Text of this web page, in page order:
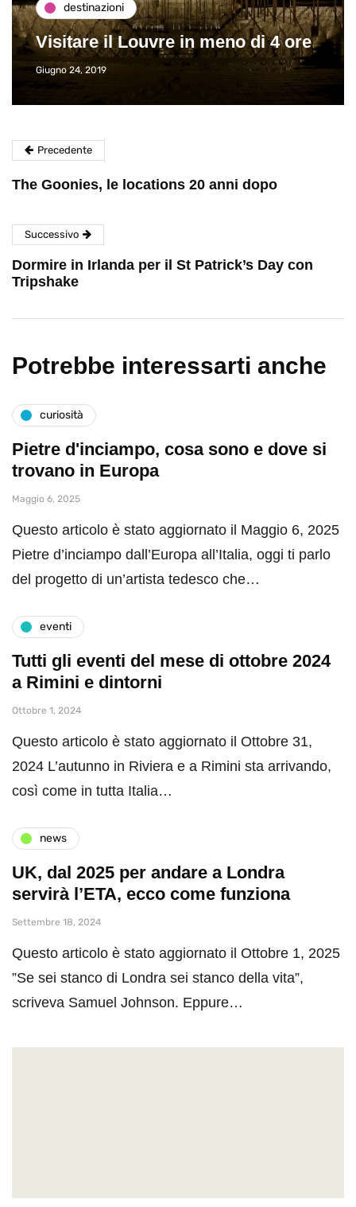
destinazioni
Visitare il Louvre in meno di 4 ore
Giugno 24, 2019
Precedente
The Goonies, le locations 20 anni dopo
Successivo
Dormire in Irlanda per il St Patrick’s Day con
Tripshake
Potrebbe interessarti anche
curiosità
Pietre d'inciampo, cosa sono e dove si
trovano in Europa
Maggio 6, 2025
Questo articolo è stato aggiornato il Maggio 6, 2025
Pietre d’inciampo dall’Europa all’Italia, oggi ti parlo
del progetto di un’artista tedesco che…
eventi
Tutti gli eventi del mese di ottobre 2024
a Rimini e dintorni
Ottobre 1, 2024
Questo articolo è stato aggiornato il Ottobre 31,
2024 L’autunno in Riviera e a Rimini sta arrivando,
così come in tutta Italia…
news
UK, dal 2025 per andare a Londra
servirà l’ETA, ecco come funziona
Settembre 18, 2024
Questo articolo è stato aggiornato il Ottobre 1, 2025
”Se sei stanco di Londra sei stanco della vita”,
scriveva Samuel Johnson. Eppure…